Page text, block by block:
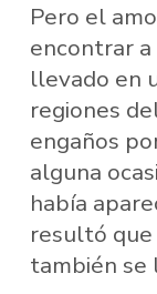
Pero el
encontrar a
llevado en
regiones
engaños
alguna
había
resultó
también se